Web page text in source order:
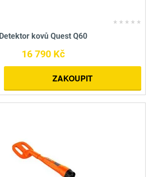
Detektor kovů Quest Q60
16 790 Kč
ZAKOUPIT